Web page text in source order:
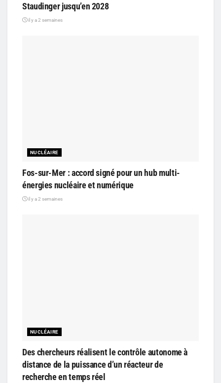
Staudinger jusqu’en 2028
il y a 2 semaines
NUCLÉAIRE
Fos-sur-Mer : accord signé pour un hub multi-
énergies nucléaire et numérique
il y a 2 semaines
NUCLÉAIRE
Des chercheurs réalisent le contrôle autonome à
distance de la puissance d’un réacteur de
recherche en temps réel